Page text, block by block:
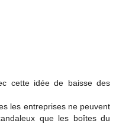
cette idée de baisse des
les entreprises ne peuvent
que les boîtes du